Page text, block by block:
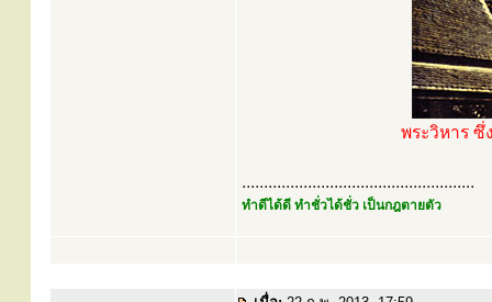
พระวิหาร
.....................................................
ทำดีได้ดี ทำชั่วได้ชั่ว เป็นกฎตายตัว